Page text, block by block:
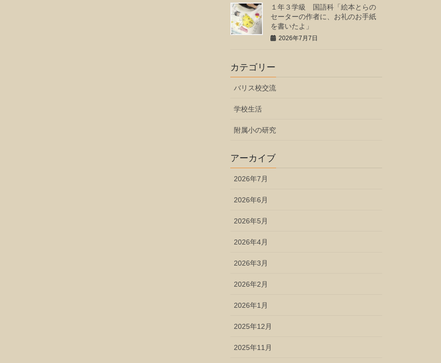
１年３学級 国語科「絵本とらの
セーターの作者に、お礼のお手紙
を書いたよ」
2026年7月7日
カテゴリー
バリス校交流
学校生活
附属小の研究
アーカイブ
2026年7月
2026年6月
2026年5月
2026年4月
2026年3月
2026年2月
2026年1月
2025年12月
2025年11月